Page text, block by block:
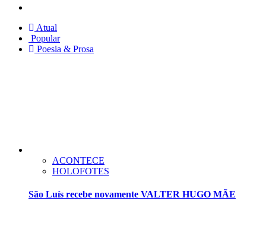
Atual
Popular
Poesia & Prosa
ACONTECE
HOLOFOTES
São Luís recebe novamente VALTER HUGO MÃE